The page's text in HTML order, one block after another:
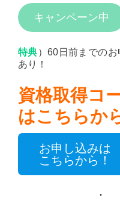
キャンペーン中
特典）60日前までの
あり！
資格取得コ
はこちらか
お申し込みは
こちらから！